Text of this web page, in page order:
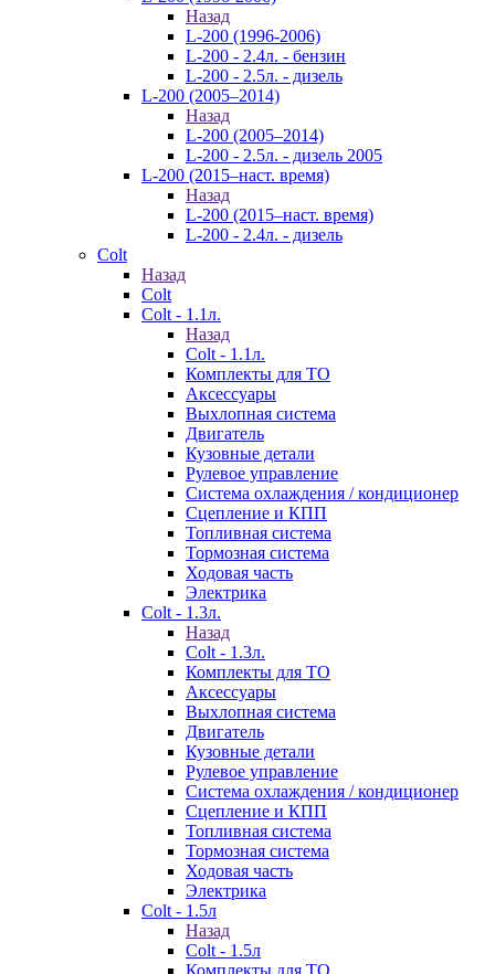
Назад
L-200 (1996-2006)
L-200 - 2.4л. - бензин
L-200 - 2.5л. - дизель
L-200 (2005–2014)
Назад
L-200 (2005–2014)
L-200 - 2.5л. - дизель 2005
L-200 (2015–наст. время)
Назад
L-200 (2015–наст. время)
L-200 - 2.4л. - дизель
Colt
Назад
Colt
Colt - 1.1л.
Назад
Colt - 1.1л.
Комплекты для ТО
Аксессуары
Выхлопная система
Двигатель
Кузовные детали
Рулевое управление
Система охлаждения / кондиционер
Сцепление и КПП
Топливная система
Тормозная система
Ходовая часть
Электрика
Colt - 1.3л.
Назад
Colt - 1.3л.
Комплекты для ТО
Аксессуары
Выхлопная система
Двигатель
Кузовные детали
Рулевое управление
Система охлаждения / кондиционер
Сцепление и КПП
Топливная система
Тормозная система
Ходовая часть
Электрика
Colt - 1.5л
Назад
Colt - 1.5л
Комплекты для ТО